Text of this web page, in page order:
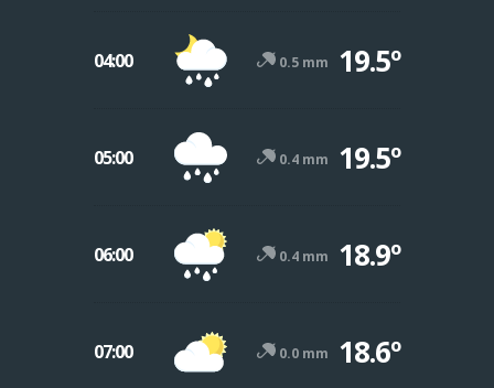
04:00 0.5 mm 19.5º
05:00 0.4 mm 19.5º
06:00 0.4 mm 18.9º
07:00 0.0 mm 18.6º